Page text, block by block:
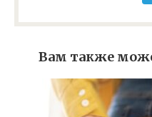
Вам также